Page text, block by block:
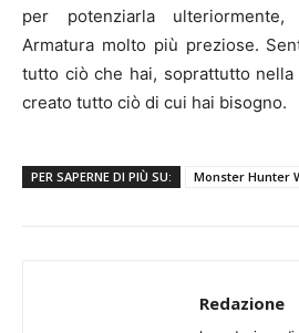
per potenziarla
Armatura molto più preziose.
tutto ciò che hai, soprattutto
creato tutto ciò di cui hai bisogno.
PER SAPERNE DI PIÙ SU: Monster Hunter
Redazione